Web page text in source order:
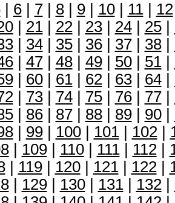
| 6| 7| 8| 9| 10| 11| 12
| 21| 22| 23| 24| 25|
| 34| 35| 36| 37| 38|
| 47| 48| 49| 50| 51|
| 60| 61| 62| 63| 64|
| 73| 74| 75| 76| 77|
| 86| 87| 88| 89| 90|
| 99| 100| 101| 102|
| 109| 110| 111| 112|
| 119| 120| 121| 122|
| 129| 130| 131| 132|